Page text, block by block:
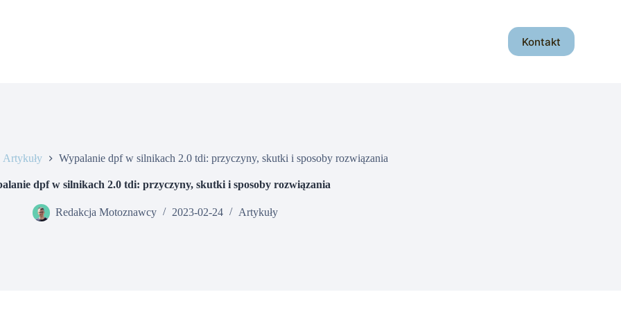
Kontakt
Artykuły Wypalanie dpf w silnikach 2.0 tdi: przyczyny, skutki i sposoby rozwiązania
dpf w silnikach 2.0 tdi: przyczyny, skutki i sposoby rozwiązania
Redakcja Motoznawcy 2023-02-24 Artykuły